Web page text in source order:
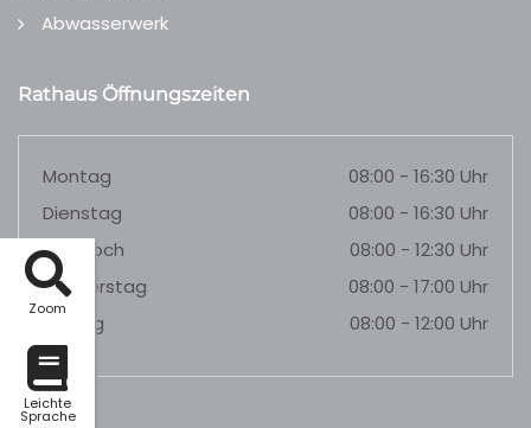
Zoom
Leichte
Sprache
Abwasserwerk
Rathaus Öffnungszeiten
Montag
08:00 - 16:30 Uhr
Dienstag
08:00 - 16:30 Uhr
Mittwoch
08:00 - 12:30 Uhr
Donnerstag
08:00 - 17:00 Uhr
Freitag
08:00 - 12:00 Uhr